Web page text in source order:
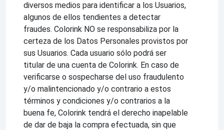
diversos medios para identificar a los Usuarios,
algunos de ellos tendientes a detectar
fraudes. Colorink NO se responsabiliza por la
certeza de los Datos Personales provistos por
sus Usuarios. Cada usuario sólo podrá ser
titular de una cuenta de Colorink. En caso de
verificarse o sospecharse del uso fraudulento
y/o malintencionado y/o contrario a estos
términos y condiciones y/o contrarios a la
buena fe, Colorink tendrá el derecho inapelable
de dar de baja la compra efectuada, sin que